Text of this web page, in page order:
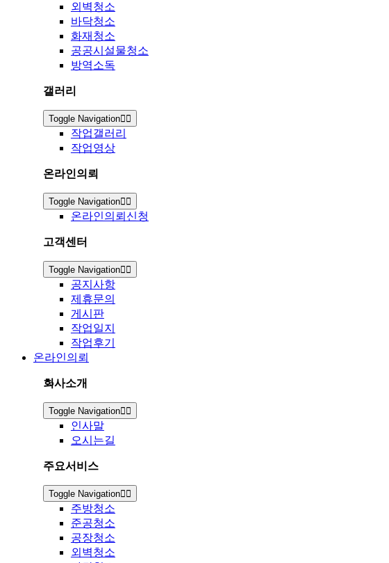
외벽청소
바닥청소
화재청소
공공시설물청소
방역소독
갤러리
Toggle Navigation
작업갤러리
작업영상
온라인의뢰
Toggle Navigation
온라인의뢰신청
고객센터
Toggle Navigation
공지사항
제휴문의
게시판
작업일지
작업후기
온라인의뢰
회사소개
Toggle Navigation
인사말
오시는길
주요서비스
Toggle Navigation
주방청소
준공청소
공장청소
외벽청소